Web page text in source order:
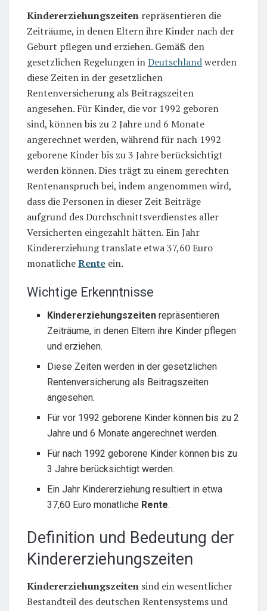
Kindererziehungszeiten repräsentieren die
Zeiträume, in denen Eltern ihre Kinder nach der
Geburt pflegen und erziehen. Gemäß den
gesetzlichen Regelungen inDeutschlandwerden
diese Zeiten in der gesetzlichen
Rentenversicherung als Beitragszeiten
angesehen. Für Kinder, die vor 1992 geboren
sind, können bis zu 2 Jahre und 6 Monate
angerechnet werden, während für nach 1992
geborene Kinder bis zu 3 Jahre berücksichtigt
werden können. Dies trägt zu einem gerechten
Rentenanspruch bei, indem angenommen wird,
dass die Personen in dieser Zeit Beiträge
aufgrund des Durchschnittsverdienstes aller
Versicherten eingezahlt hätten. Ein Jahr
Kindererziehung translate etwa 37,60 Euro
monatlicheRente ein.
Wichtige Erkenntnisse
Kindererziehungszeiten repräsentieren
Zeiträume, in denen Eltern ihre Kinder pflegen
und erziehen.
Diese Zeiten werden in der gesetzlichen
Rentenversicherung als Beitragszeiten
angesehen.
Für vor 1992 geborene Kinder können bis zu 2
Jahre und 6 Monate angerechnet werden.
Für nach 1992 geborene Kinder können bis zu
3 Jahre berücksichtigt werden.
Ein Jahr Kindererziehung resultiert in etwa
37,60 Euro monatliche Rente.
Definition und Bedeutung der
Kindererziehungszeiten
Kindererziehungszeiten sind ein wesentlicher
Bestandteil des deutschen Rentensystems und